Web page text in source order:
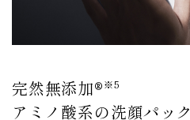
完然無添加®※5
アミノ酸系の洗顔パック